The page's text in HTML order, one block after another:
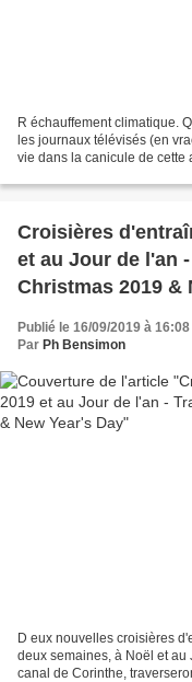
R échauffement climatique.
les journaux télévisés (en
vie dans la canicule de cette
Croisières
et au Jour de l'an
Christmas 2019 &
Publié le 16/09/2019 à 16:08
Par Ph Bensimon
D eux nouvelles croisières
deux semaines, à Noël et au
canal de Corinthe,